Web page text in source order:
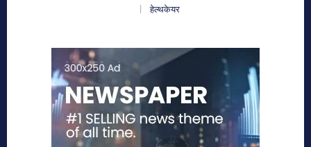
हेल्थकेयर